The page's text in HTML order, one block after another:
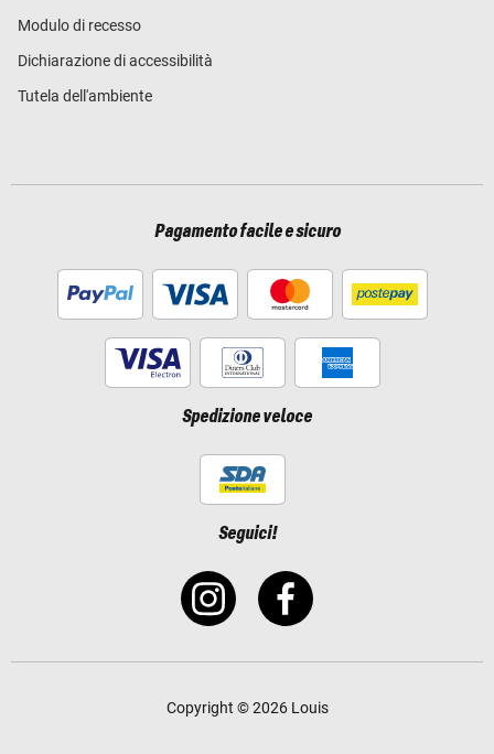
Modulo di recesso
Dichiarazione di accessibilità
Tutela dell'ambiente
Pagamento facile e sicuro
Spedizione veloce
Seguici!
Copyright © 2026 Louis